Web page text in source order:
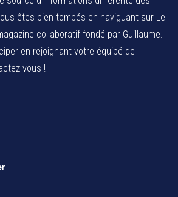
êtes bien tombés en naviguant sur Le
collaboratif fondé par Guillaume.
en rejoignant votre équipé de
vous !